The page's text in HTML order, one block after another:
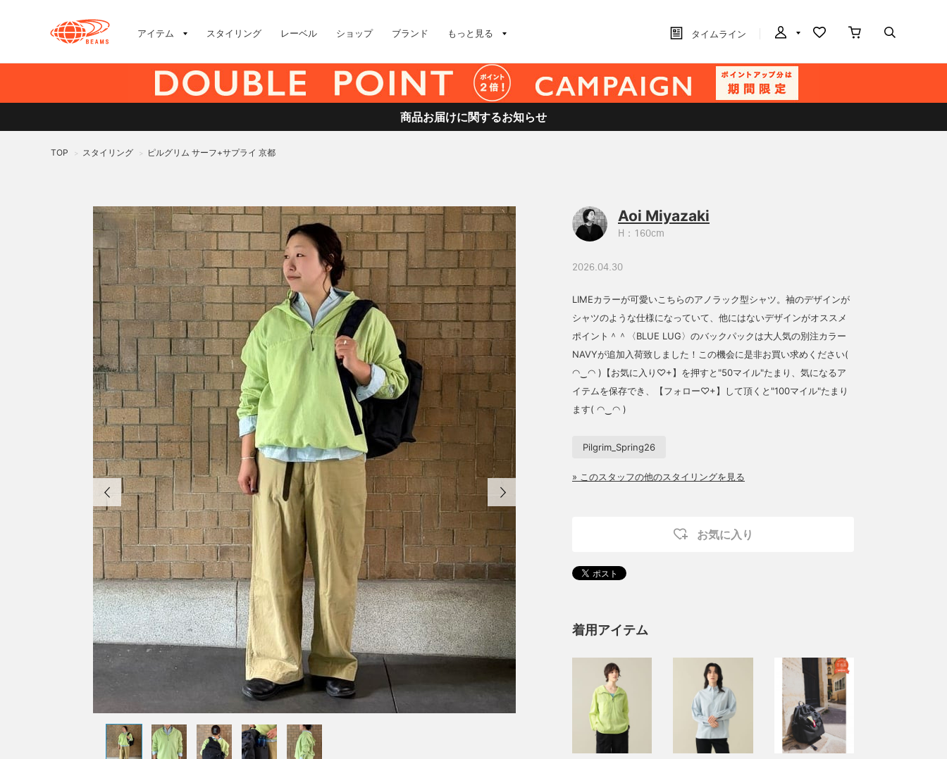
アイテム スタイリング レーベル ショップ ブランド もっと見る タイムライン
商品お届けに関するお知らせ
TOP > スタイリング > ピルグリム サーフ+サプライ 京都
Aoi Miyazaki
H：160cm
2026.04.30
LIMEカラーが可愛いこちらのアノラック型シャツ。袖のデザインが
シャツのような仕様になっていて、他にはないデザインがオススメ
ポイント＾＾〈BLUE LUG〉のバックパックは大人気の別注カラー
NAVYが追加入荷致しました！この機会に是非お買い求めください(
◠‿◠ )【お気に入り♡+】を押すと"50マイル"たまり、気になるア
イテムを保存でき、【フォロー♡+】して頂くと"100マイル"たまり
ます( ◠‿◠ )
Pilgrim_Spring26
» このスタッフの他のスタイリングを見る
お気に入り
着用アイテム